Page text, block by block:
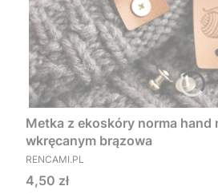
Metka z ekoskóry norma hand
wkręcanym brązowa
PRODUCENT
RENCAMI.PL
Cena
4,50 zł